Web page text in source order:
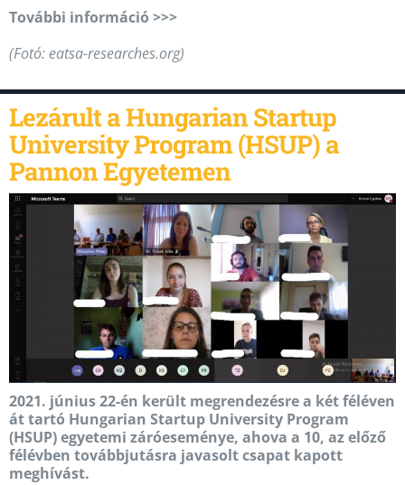
További információ >>>
(Fotó: eatsa-researches.org)
Lezárult a Hungarian Startup
University Program (HSUP) a
Pannon Egyetemen
2021. június 22-én került megrendezésre a két féléven
át tartó Hungarian Startup University Program
(HSUP) egyetemi záróeseménye, ahova a 10, az előző
félévben továbbjutásra javasolt csapat kapott
meghívást.